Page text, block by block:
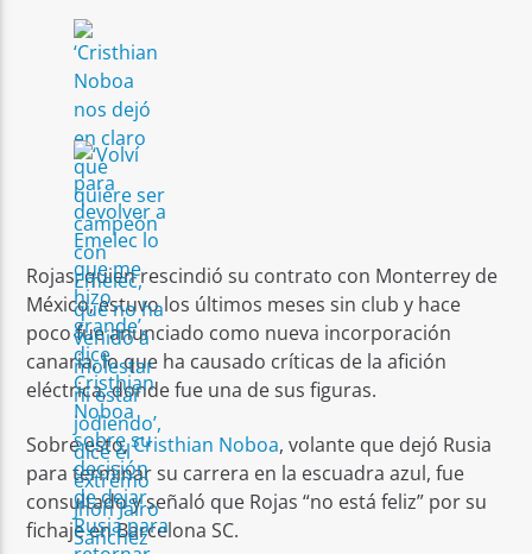
Rojas, quien rescindió su contrato con Monterrey de
México, estuvo los últimos meses sin club y hace
poco fue anunciado como nueva incorporación
canaria, lo que ha causado críticas de la afición
eléctrica, donde fue una de sus figuras.
Sobre esto,Cristhian Noboa, volante que dejó Rusia
para terminar su carrera en la escuadra azul, fue
consultado y señaló que Rojas “no está feliz” por su
fichaje en Barcelona SC.